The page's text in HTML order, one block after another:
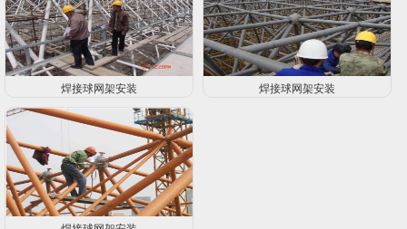
焊接球网架安装 焊接球网架安装